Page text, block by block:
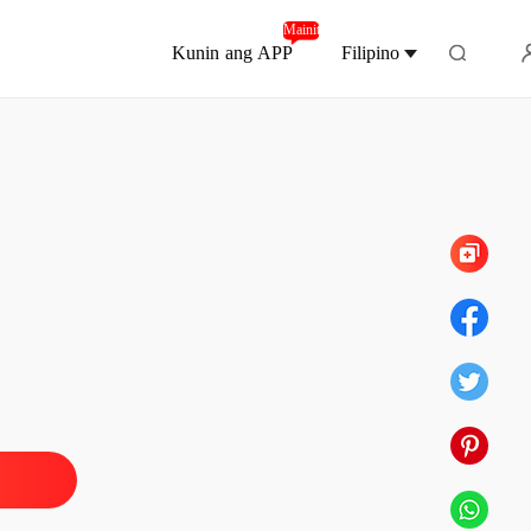
Kunin ang APP
Mainit
Filipino
Amor (Tagalog Version)